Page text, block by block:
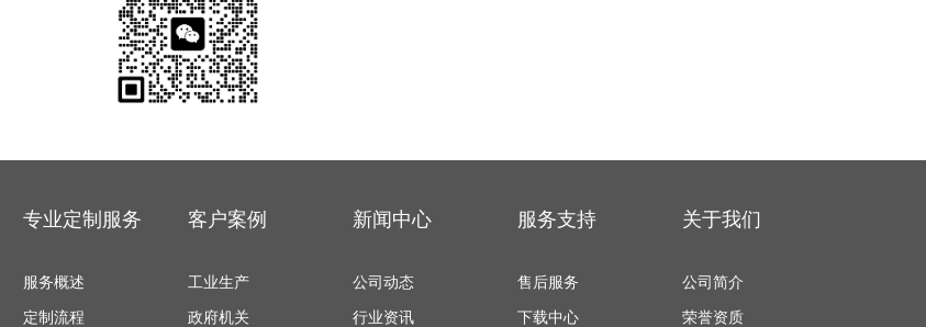
专业定制服务
服务概述
定制流程
客户案例
工业生产
政府机关
新闻中心
公司动态
行业资讯
服务支持
售后服务
下载中心
关于我们
公司简介
荣誉资质